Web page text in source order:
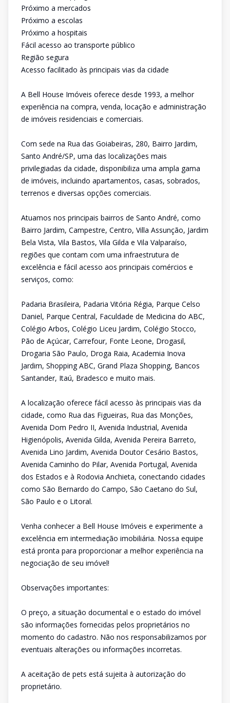
Próximo a mercados
Próximo a escolas
Próximo a hospitais
Fácil acesso ao transporte público
Região segura
Acesso facilitado às principais vias da cidade
A Bell House Imóveis oferece desde 1993, a melhor
experiência na compra, venda, locação e administração
de imóveis residenciais e comerciais.
Com sede na Rua das Goiabeiras, 280, Bairro Jardim,
Santo André/SP, uma das localizações mais
privilegiadas da cidade, disponibiliza uma ampla gama
de imóveis, incluindo apartamentos, casas, sobrados,
terrenos e diversas opções comerciais.
Atuamos nos principais bairros de Santo André, como
Bairro Jardim, Campestre, Centro, Villa Assunção, Jardim
Bela Vista, Vila Bastos, Vila Gilda e Vila Valparaíso,
regiões que contam com uma infraestrutura de
excelência e fácil acesso aos principais comércios e
serviços, como:
Padaria Brasileira, Padaria Vitória Régia, Parque Celso
Daniel, Parque Central, Faculdade de Medicina do ABC,
Colégio Arbos, Colégio Liceu Jardim, Colégio Stocco,
Pão de Açúcar, Carrefour, Fonte Leone, Drogasil,
Drogaria São Paulo, Droga Raia, Academia Inova
Jardim, Shopping ABC, Grand Plaza Shopping, Bancos
Santander, Itaú, Bradesco e muito mais.
A localização oferece fácil acesso às principais vias da
cidade, como Rua das Figueiras, Rua das Monções,
Avenida Dom Pedro II, Avenida Industrial, Avenida
Higienópolis, Avenida Gilda, Avenida Pereira Barreto,
Avenida Lino Jardim, Avenida Doutor Cesário Bastos,
Avenida Caminho do Pilar, Avenida Portugal, Avenida
dos Estados e à Rodovia Anchieta, conectando cidades
como São Bernardo do Campo, São Caetano do Sul,
São Paulo e o Litoral.
Venha conhecer a Bell House Imóveis e experimente a
excelência em intermediação imobiliária. Nossa equipe
está pronta para proporcionar a melhor experiência na
negociação de seu imóvel!
Observações importantes:
O preço, a situação documental e o estado do imóvel
são informações fornecidas pelos proprietários no
momento do cadastro. Não nos responsabilizamos por
eventuais alterações ou informações incorretas.
A aceitação de pets está sujeita à autorização do
proprietário.